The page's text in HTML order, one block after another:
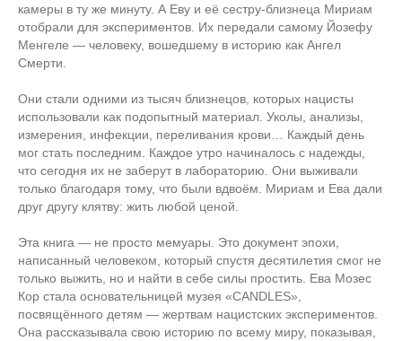
камеры в ту же минуту. А Еву и её сестру-близнеца Мириам
отобрали для экспериментов. Их передали самому Йозефу
Менгеле — человеку, вошедшему в историю как Ангел
Смерти.
Они стали одними из тысяч близнецов, которых нацисты
использовали как подопытный материал. Уколы, анализы,
измерения, инфекции, переливания крови… Каждый день
мог стать последним. Каждое утро начиналось с надежды,
что сегодня их не заберут в лабораторию. Они выживали
только благодаря тому, что были вдвоём. Мириам и Ева дали
друг другу клятву: жить любой ценой.
Эта книга — не просто мемуары. Это документ эпохи,
написанный человеком, который спустя десятилетия смог не
только выжить, но и найти в себе силы простить. Ева Мозес
Кор стала основательницей музея «CANDLES»,
посвящённого детям — жертвам нацистских экспериментов.
Она рассказывала свою историю по всему миру, показывая,